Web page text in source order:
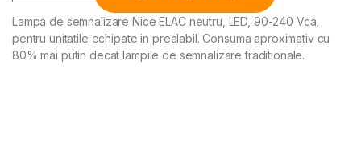
Lampa de semnalizare Nice ELAC neutru, LED, 90-240 Vca,
pentru unitatile echipate in prealabil. Consuma aproximativ cu
80% mai putin decat lampile de semnalizare traditionale.